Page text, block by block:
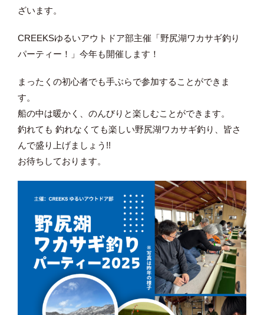
ざいます。
CREEKSゆるいアウトドア部主催「野尻湖ワカサギ釣り
パーティー！」今年も開催します！
まったくの初心者でも手ぶらで参加することができま
す。
船の中は暖かく、のんびりと楽しむことができます。
釣れても 釣れなくても楽しい野尻湖ワカサギ釣り、皆さ
んで盛り上げましょう!!
お待ちしております。